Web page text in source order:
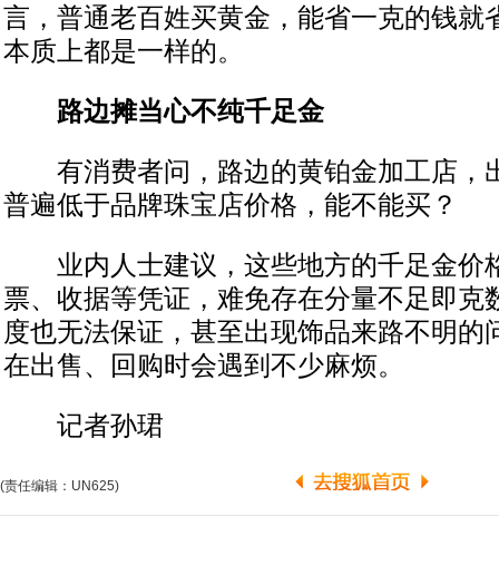
言，普通老百姓买黄金，能省一克的钱就
本质上都是一样的。
路边摊当心不纯千足金
有消费者问，路边的黄铂金加工店，
普遍低于品牌珠宝店价格，能不能买？
业内人士建议，这些地方的千足金价
票、收据等凭证，难免存在分量不足即克
度也无法保证，甚至出现饰品来路不明的
在出售、回购时会遇到不少麻烦。
记者孙珺
(责任编辑：UN625)